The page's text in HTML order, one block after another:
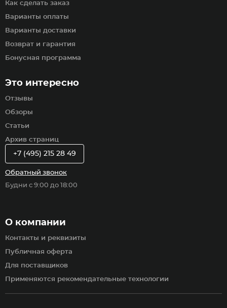
Как сделать заказ
Варианты оплаты
Варианты доставки
Возврат и гарантия
Бонусная программа
Это интересно
Отзывы
Обзоры
Статьи
Архив страниц
О компании
Контакты и реквизиты
Публичная оферта
Для поставщиков
Применяются рекомендательные технологии
+7 (495) 215 28 49
Обратный звонок
Будни с 9:00 до 18:00